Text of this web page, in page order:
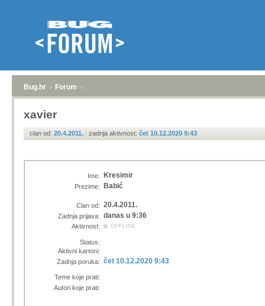
Bug.hr » Forum »
xavier
clan od: 20.4.2011. | zadnja aktivnost: čet 10.12.2020 9:43
Ime: Kresimir
Prezime: Babić
Clan od: 20.4.2011.
Zadnja prijava: danas u 9:36
Aktivnost: OFFLINE
Status:
Aktivni kartoni:
Zadnja poruka: čet 10.12.2020 9:43
Teme koje prati:
Autori koje prati: